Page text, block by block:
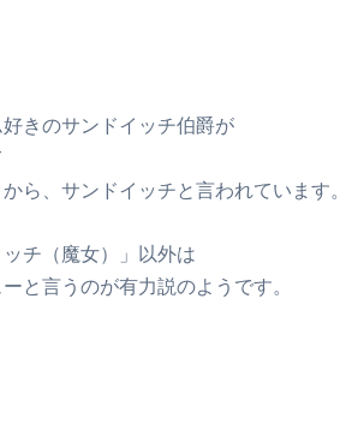
きのサンドイッチ伯爵が
ら、サンドイッチと言われています。
チ（魔女）」以外は
と言うのが有力説のようです。